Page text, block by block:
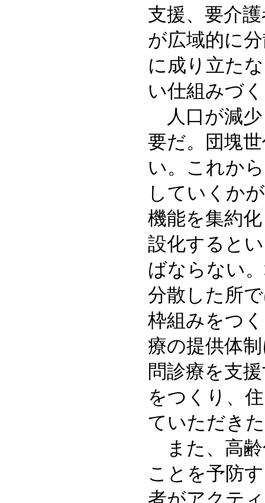
支援、要介
が広域的に
に成り立た
い仕組みづ
人口が減少
要だ。団塊
い。これか
していくか
機能を集約
設化すると
ばならない
分散した所
枠組みをつ
療の提供体
問診療を支
をつくり、
ていただき
また、高齢
ことを予防